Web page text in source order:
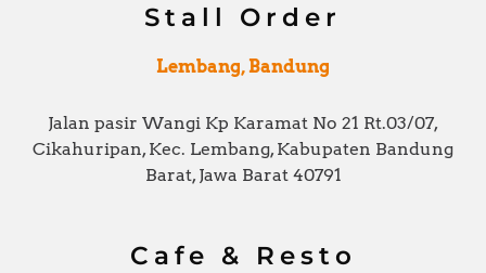
Stall Order
Lembang, Bandung
Jalan pasir Wangi Kp Karamat No 21 Rt.03/07,
Cikahuripan, Kec. Lembang, Kabupaten Bandung
Barat, Jawa Barat 40791
Cafe & Resto